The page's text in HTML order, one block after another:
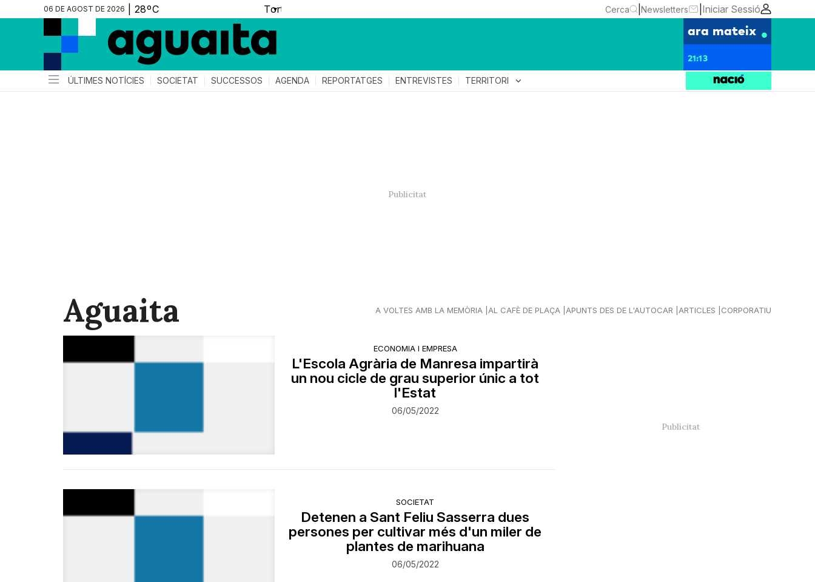
06 DE AGOST DE 2026 ▼ Cerca Newsletters Iniciar Sessió
ara mateix
21:13
ÚLTIMES NOTÍCIES SOCIETAT SUCCESSOS AGENDA REPORTATGES ENTREVISTES TERRITORI expand_more
Aguaita A VOLTES AMB LA MEMÒRIA AL CAFÈ DE PLAÇA APUNTS DES DE L'AUTOCAR ARTICLES CORPORATIU
ECONOMIA I EMPRESA
L'Escola Agrària de Manresa impartirà
un nou cicle de grau superior únic a tot
l'Estat
06/05/2022
SOCIETAT
Detenen a Sant Feliu Sasserra dues
persones per cultivar més d'un miler de
plantes de marihuana
06/05/2022